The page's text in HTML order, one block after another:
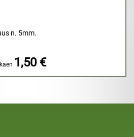
n. 5mm.
1,50 €